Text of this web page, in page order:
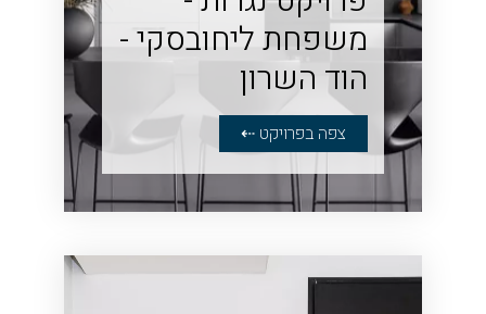
משפחת ליחובסקי -
‏הוד השרון
צפה בפרויקט ⇠